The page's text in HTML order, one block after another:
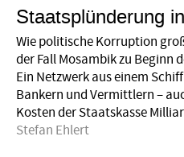
Staatsplünderung
Wie politische Korruption
der Fall Mosambik zu Beginn
Ein Netzwerk aus einem
Bankern und Vermittlern –
Kosten der Staatskasse
Stefan Ehlert